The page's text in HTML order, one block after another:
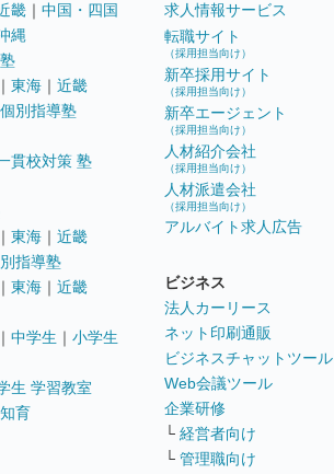
畿 ｜ 中国・四国
縄
｜ 東海 ｜ 近畿
別指導塾
貫校対策 塾
｜ 東海 ｜ 近畿
指導塾
｜ 東海 ｜ 近畿
｜ 中学生 ｜ 小学生
生 学習教室
育
求人情報サービス
転職サイト
（採用担当向け）
新卒採用サイト
（採用担当向け）
新卒エージェント
（採用担当向け）
人材紹介会社
（採用担当向け）
人材派遣会社
（採用担当向け）
アルバイト求人広告
ビジネス
法人カーリース
ネット印刷通販
ビジネスチャットツール
Web会議ツール
企業研修
└ 経営者向け
└ 管理職向け